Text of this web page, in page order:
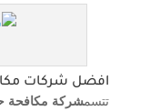
افضل شركات
تتسمشركة مكافحة